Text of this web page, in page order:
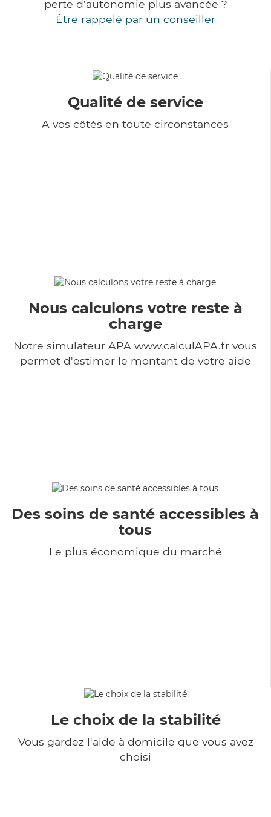
perte d'autonomie plus avancée ?
Être rappelé par un conseiller
Qualité de service
A vos côtés en toute circonstances
Nous calculons votre reste à
charge
Notre simulateur APA www.calculAPA.fr vous
permet d'estimer le montant de votre aide
Des soins de santé accessibles à
tous
Le plus économique du marché
Le choix de la stabilité
Vous gardez l'aide à domicile que vous avez
choisi